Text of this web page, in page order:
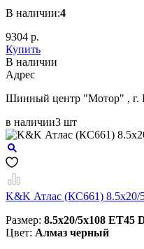
В наличии:4
9304 р.
Купить
В наличии
Aдрес
Шинный центр "Мотор" , г.
в наличии3 шт
K&K Атлас (КС661) 8.5x20/
Размер: 8.5x20/5x108 ET45
Цвет: Алмаз черный